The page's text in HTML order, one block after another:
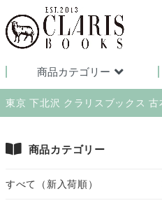
商品カテゴリー
東京 下北沢 クラリスブックス
商品カテゴリー
すべて（新入荷順）